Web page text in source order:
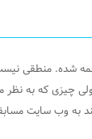
شده. منطقی
چیزی که به نظر
به وب سایت